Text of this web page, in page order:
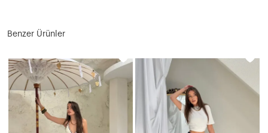
Benzer Ürünler